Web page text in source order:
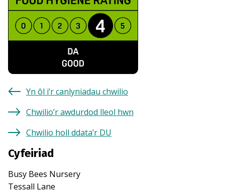
Yn ôl i’r canlyniadau chwilio
Chwilio’r awdurdod lleol hwn
Chwilio holl ddata’r DU
Cyfeiriad
Busy Bees Nursery
Tessall Lane